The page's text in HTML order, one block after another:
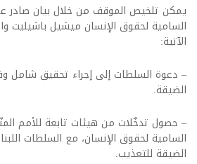
يمكن تلخيص الموقف من خلال بيان صادر
السامية لحقوق الإنسان ميشيل باشيليت
الآتية:
– دعوة السلطات إلى إجراء تحقيق شامل
الضيقة.
– حصول تدخّلات من هيئات تابعة للأمم
السامية لحقوق الإنسان، مع السلطات
الضيقة للتعذيب.